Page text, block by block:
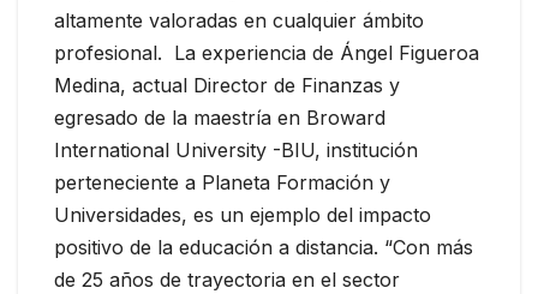
altamente valoradas en cualquier ámbito
profesional. La experiencia de Ángel Figueroa
Medina, actual Director de Finanzas y
egresado de la maestría en Broward
International University -BIU, institución
perteneciente a Planeta Formación y
Universidades, es un ejemplo del impacto
positivo de la educación a distancia. “Con más
de 25 años de trayectoria en el sector